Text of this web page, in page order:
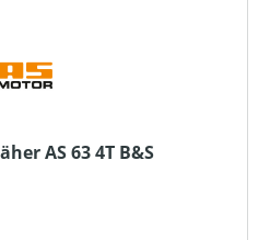
AS 63 4T B&S